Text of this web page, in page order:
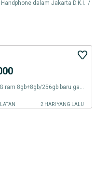
Handphone dalam Jakarta D.K.I. /
2 HARI YANG LALU